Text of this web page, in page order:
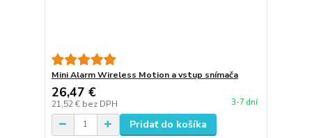
Mini Alarm Wireless Motion a vstup snímača
26,47 €
21,52 € bez DPH 3-7 dní
Pridať do košíka